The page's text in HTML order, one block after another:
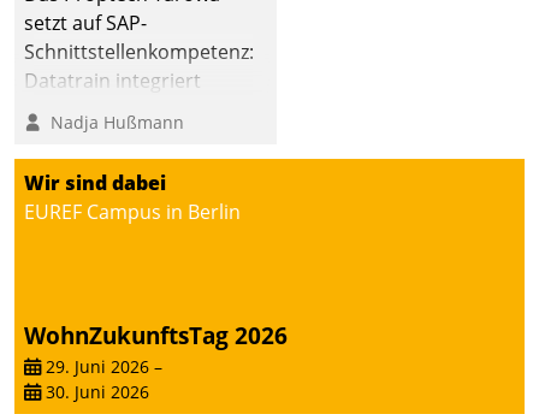
Dialogführung ermöglicht
dem externen
Serviceteam, Anrufe von
Mietenden zügiger und
effizienter zu bearbeiten.
setzt auf SAP-
Schnittstellenkompetenz:
Datatrain integriert
Yarowas Portal zur
Vergabe und Verwaltung
von Aufträgen der
operativen
Instandhaltung in die
– und beschleunigt damit
den Weg vom
Mieteranliegen zum
Nadja Hußmann
Wir sind dabei
EUREF Campus in Berlin
WohnZukunftsTag 2026
29. Juni 2026 –
30. Juni 2026